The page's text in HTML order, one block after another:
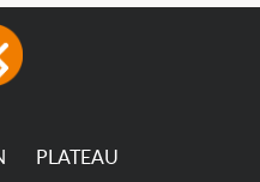
PLATEAU